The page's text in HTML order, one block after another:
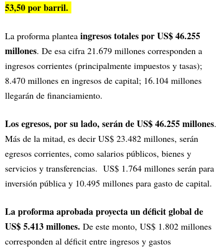
53,50 por barril.
La proforma plantea ingresos totales por US$ 46.255
millones. De esa cifra 21.679 millones corresponden a
ingresos corrientes (principalmente impuestos y tasas);
8.470 millones en ingresos de capital; 16.104 millones
llegarán de financiamiento.
Los egresos, por su lado, serán de US$ 46.255 millones.
Más de la mitad, es decir US$ 23.482 millones, serán
egresos corrientes, como salarios públicos, bienes y
servicios y transferencias. US$ 1.764 millones serán para
inversión pública y 10.495 millones para gasto de capital.
La proforma aprobada proyecta un déficit global de
US$ 5.413 millones. De este monto, US$ 1.802 millones
corresponden al déficit entre ingresos y gastos